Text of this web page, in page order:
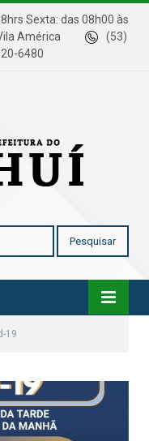
Sexta: das 08h00 às
Vila América
(53)
6480
19